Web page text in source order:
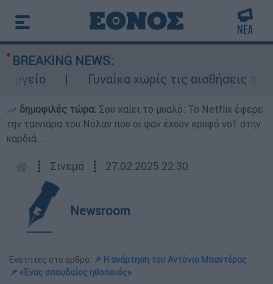
BREAKING NEWS:
Γυναίκα χωρίς τις αισθήσεις της
δημοφιλές τώρα: Σου καίει το μυαλό: Το Netflix έφερε
την ταινιάρα του Νόλαν που οι φαν έχουν κρυφό νο1 στην
καρδιά...
┋ Σινεμά ┋ 27.02.2025 22:30
Newsroom
Ενότητες στο άρθρο: 📌 Η ανάρτηση του Αντόνιο Μπαντέρας
📌 «Ένας σπουδαίος ηθοποιός»